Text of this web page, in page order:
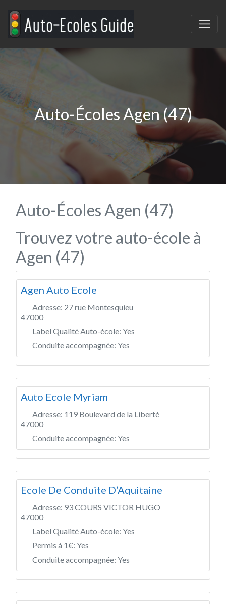
Auto-Écoles Agen (47)
Auto-Écoles Agen (47)
Trouvez votre auto-école à
Agen (47)
Agen Auto Ecole
Adresse: 27 rue Montesquieu
47000
Label Qualité Auto-école: Yes
Conduite accompagnée: Yes
Auto Ecole Myriam
Adresse: 119 Boulevard de la Liberté
47000
Conduite accompagnée: Yes
Ecole De Conduite D’Aquitaine
Adresse: 93 COURS VICTOR HUGO
47000
Label Qualité Auto-école: Yes
Permis à 1€: Yes
Conduite accompagnée: Yes